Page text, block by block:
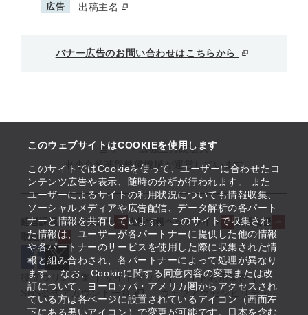
このウェブサイトはCOOKIEを使用します
このサイトではCookieを使って、ユーザーに合わせたコ
ンテンツ広告や表示、随時の分析が行われます。 また
ユーザーによるサイトの利用状況についても情報収集、
ソーシャルメディアや広告配信、データ解析の各パート
ナーと情報を共有しています。 このサイトで収集され
た情報は、ユーザーが各パートナーに提供した他の情報
や各パートナーのサービスを使用した際に収集された情
報と組み合わされ、各パートナーによって処理が異なり
ます。 なお、Cookieに関する同意内容の変更または改
訂について、ヨーロッパ・アメリカ圏からアクセスされ
ている方は各ページに設置されているアイコン（画面左
下にある黒いアイコン）で変更が可能です。日本を含む
広告 出稿主名
バナー広告のお問い合わせはこちらから
当サイトは独立行政法人
中小企業基盤整備機構が運営しています
経営課題解決メニュー 支援情報ヘッドライン
起業支援
取組事例
役立つリンク集 サイトマップ
サイト利用条件
SNS公式アカウント一覧
ウェブアクセシビリティ